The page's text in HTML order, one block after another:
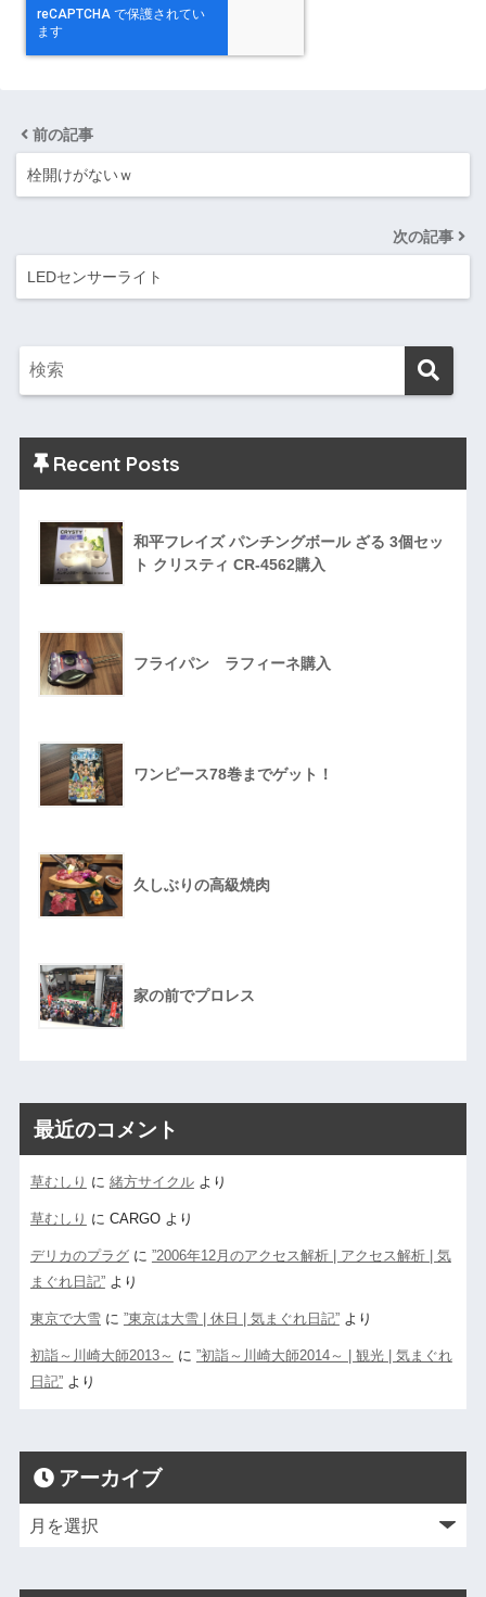
前の記事
栓開けがないｗ
次の記事
LEDセンサーライト
Recent Posts
和平フレイズ パンチングボール ざる 3個セッ
ト クリスティ CR-4562購入
フライパン ラフィーネ購入
ワンピース78巻までゲット！
久しぶりの高級焼肉
家の前でプロレス
最近のコメント
草むしり に 緒方サイクルより
草むしり に CARGOより
デリカのプラグに ”2006年12月のアクセス解析 | アクセス解析 | 気
まぐれ日記”より
東京で大雪に ”東京は大雪 | 休日 | 気まぐれ日記”より
初詣～川崎大師2013～ に ”初詣～川崎大師2014～ | 観光 | 気まぐれ
日記”より
アーカイブ